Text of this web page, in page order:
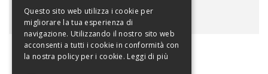
ALLEGATI
Questo sito web utilizza i cookie per
migliorare la tua esperienza di
navigazione. Utilizzando il nostro sito web
acconsenti a tutti i cookie in conformità con
la nostra policy per i cookie. Leggi di più